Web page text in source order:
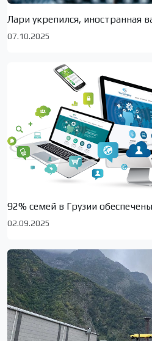
Лари укрепился, иностранная
07.10.2025
92% семей в Грузии
02.09.2025